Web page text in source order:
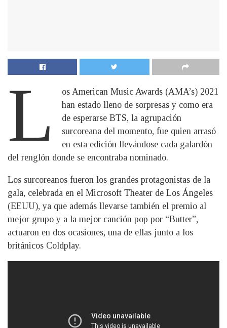
L
os American Music Awards (AMA’s) 2021
han estado lleno de sorpresas y como era
de esperarse BTS, la agrupación
surcoreana del momento, fue quien arrasó
en esta edición llevándose cada galardón
del renglón donde se encontraba nominado.
Los surcoreanos fueron los grandes protagonistas de la
gala, celebrada en el Microsoft Theater de Los Ángeles
(EEUU), ya que además llevarse también el premio al
mejor grupo y a la mejor canción pop por “Butter”,
actuaron en dos ocasiones, una de ellas junto a los
británicos Coldplay.